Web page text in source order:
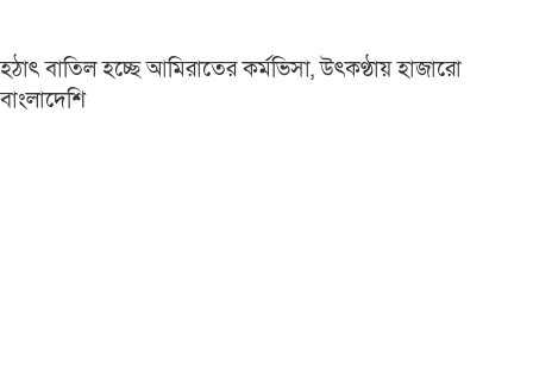
হঠাৎ বাতিল হচ্ছে আমিরাতের কর্মভিসা, উৎকণ্ঠায় হাজারো
বাংলাদেশি